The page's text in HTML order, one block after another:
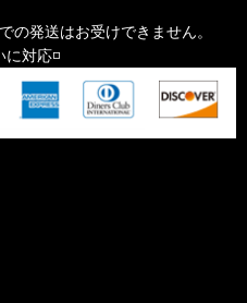
の発送はお受けできません。
対応◽️